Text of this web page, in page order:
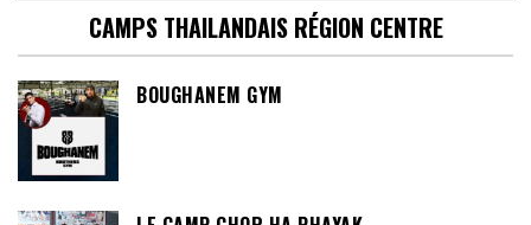
CAMPS THAILANDAIS RÉGION CENTRE
BOUGHANEM GYM